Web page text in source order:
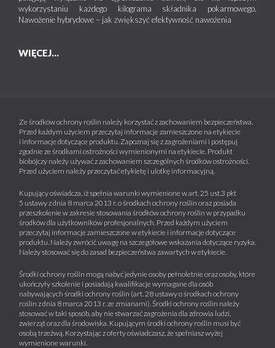
wykorzystaniu każdego kilograma składnika pokarmowego.
Nawożenie hybrydowe – jak zwiększyć efektywność nawożenia
WIĘCEJ...
Ze środków ochrony roślin należy korzystać z zachowaniem bezpieczeństwa.
Przed każdym użyciem przeczytaj informacje zamieszczone na etykiecie
i informacje dotyczące produktu. Zapoznaj się z zagrożeniami i postępuj
zgodnie ze środkami ostrożności wymienionymi na etykiecie. Produkt
biobójczy należy używać z zachowaniem szczególnych środków ostrożności.
Przed użyciem należy przeczytać etykietę i ulotkę informacyjną.
Kupujący oświadcza, iż spełnia warunki wymienione w art. 25 ust.3 pkt
5 ustawy z dnia 8 marca 2013 r. o środkach ochrony roślin oraz posiada
przeszkolenie w zakresie stosowania środków ochrony roślin w przypadku
środków dla użytkowników profesjonalnych. Przed każdym użyciem
przeczytaj informacje zamieszczone w etykiecie i informacje dotyczące
produktu. Należy zwrócić uwagę na szczegółowe wskazania dotyczące ryzyka.
Należy stosować się do zasad bezpieczeństwa zawartych w etykiecie.
Środki ochrony roślin mogą nabyć jedynie osoby pełnoletnie oraz osoby, które
ukończyły szkolenie i posiadają kwalifikacje wymagane dla osób
nabywających środki ochrony roślin (art. 28 ustawy o środkach ochrony
roślin z dnia 8 marca 2013 r. ze zmianami). Środki ochrony roślin należy
stosować w taki sposób, aby nie stwarzać zagrożenia dla zdrowia ludzi,
zwierząt oraz dla środowiska. Kupującym środki ochrony roślin musi być
osobą trzeźwą. Korzystając z oferty oświadczasz, że spełniasz wyżej
wymienione warunki.